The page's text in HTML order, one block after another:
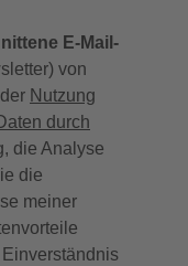
E-Mail-
von
Nutzung
durch
die Analyse
die
meiner